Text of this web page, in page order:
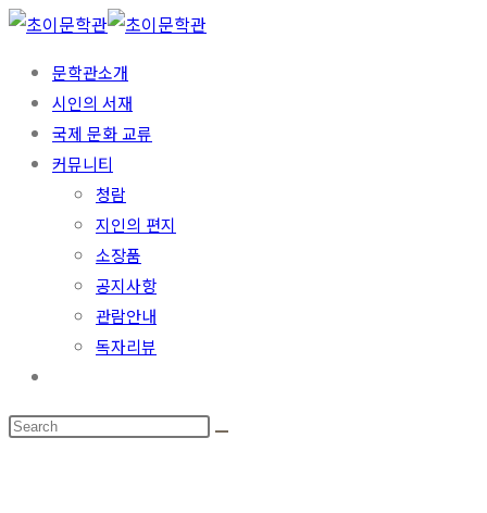
문학관소개
시인의 서재
국제 문화 교류
커뮤니티
청람
지인의 편지
소장품
공지사항
관람안내
독자리뷰